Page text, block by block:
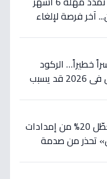
آخر فرصة لإلغاء
خطيراً… الركود
القادم للغاز المسال في 2026 قد يسبب
عاجل: حرب هرمز تُعطّل 20% من إمدادات
تحذر من صدمة